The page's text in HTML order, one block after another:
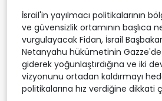
İsrail'in yayılmacı politikalarının
ve güvensizlik ortamının başlıca
vurgulayacak Fidan, İsrail
Netanyahu hükümetinin
giderek yoğunlaştırdığına ve iki
vizyonunu ortadan kaldırmayı
politikalarına hız verdiğine dikkati